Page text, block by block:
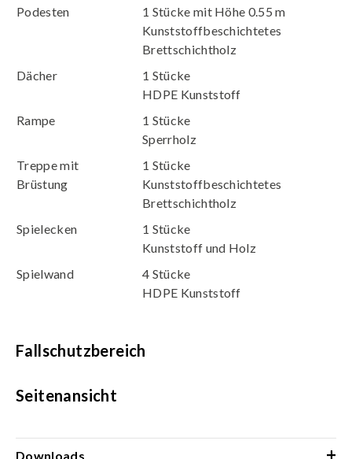
Podesten
1 Stücke mit Höhe 0.55 m
Kunststoffbeschichtetes
Brettschichtholz
Dächer
1 Stücke
HDPE Kunststoff
Rampe
1 Stücke
Sperrholz
Treppe mit
Brüstung
1 Stücke
Kunststoffbeschichtetes
Brettschichtholz
Spielecken
1 Stücke
Kunststoff und Holz
Spielwand
4 Stücke
HDPE Kunststoff
Fallschutzbereich
Seitenansicht
Downloads +